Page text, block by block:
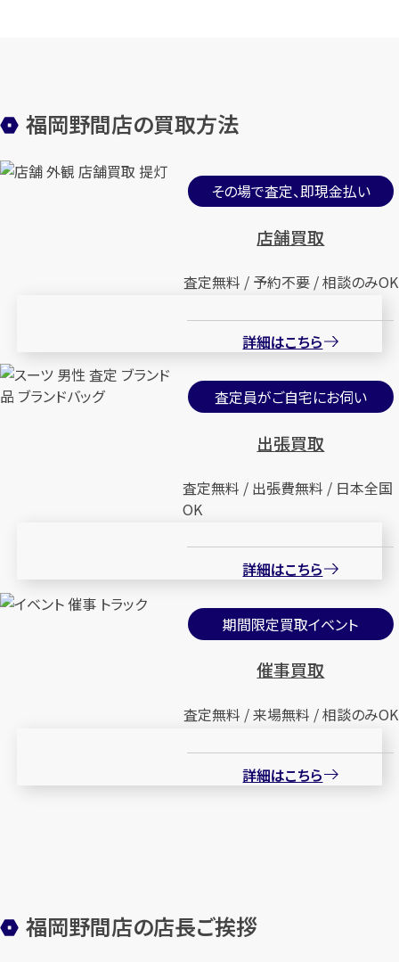
福岡野間店の買取方法
その場で査定、即現金払い
店舗買取
査定無料 / 予約不要 / 相談のみOK
詳細はこちら
査定員がご自宅にお伺い
出張買取
査定無料 / 出張費無料 / 日本全国
OK
詳細はこちら
期間限定買取イベント
催事買取
査定無料 / 来場無料 / 相談のみOK
詳細はこちら
福岡野間店の店長ご挨拶